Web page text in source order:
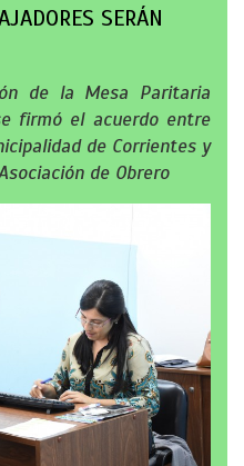
SERÁN
de la Mesa Paritaria
firmó el acuerdo entre
de Corrientes y
de Obrero